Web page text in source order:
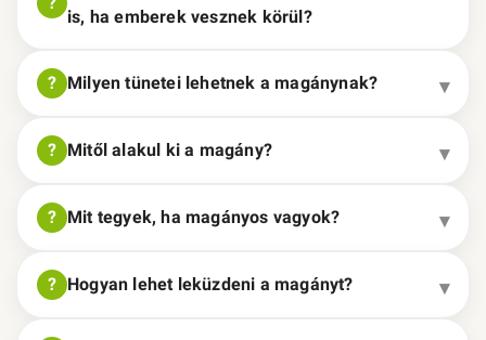
is, ha emberek vesznek körül?
Milyen tünetei lehetnek a magánynak?
Mitől alakul ki a magány?
Mit tegyek, ha magányos vagyok?
Hogyan lehet leküzdeni a magányt?